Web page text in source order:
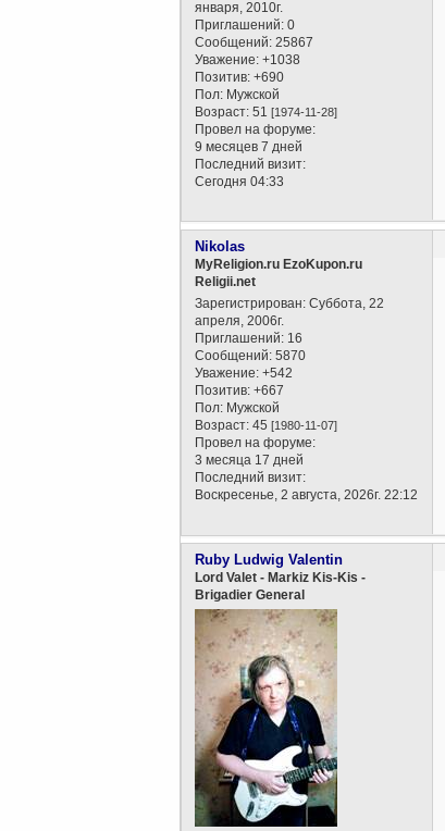
января, 2010г.
Приглашений: 0
Сообщений: 25867
Уважение: +1038
Позитив: +690
Пол: Мужской
Возраст: 51[1974-11-28]
Провел на форуме:
9 месяцев 7 дней
Последний визит:
Сегодня 04:33
Nikolas
MyReligion.ru EzoKupon.ru
Religii.net
Зарегистрирован: Суббота, 22
апреля, 2006г.
Приглашений: 16
Сообщений: 5870
Уважение: +542
Позитив: +667
Пол: Мужской
Возраст: 45[1980-11-07]
Провел на форуме:
3 месяца 17 дней
Последний визит:
Воскресенье, 2 августа, 2026г. 22:12
Ruby Ludwig Valentin
Lord Valet - Markiz Kis-Kis -
Brigadier General